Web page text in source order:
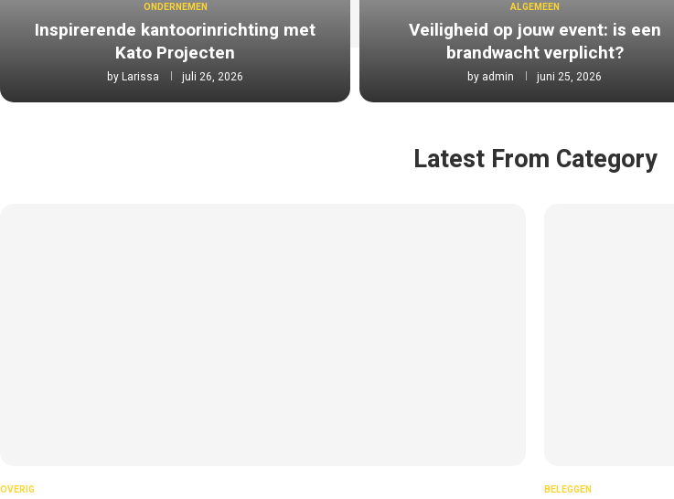
ONDERNEMEN
Inspirerende kantoorinrichting met
Kato Projecten
byLarissa juli 26, 2026
ALGEMEEN
Veiligheid op jouw event: is een
brandwacht verplicht?
by admin juni 25, 2026
Latest From Category
OVERIG BELEGGEN